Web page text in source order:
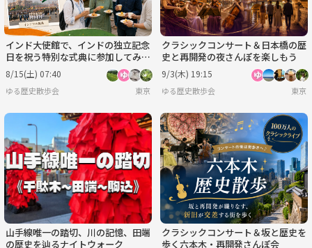
インド大使館で、インドの独立記念
日を祝う特別な式典に参加してみま
せんか？
8/15(土) 07:40
ゆる歴史散歩会 東京
クラシックコンサート＆日本橋の歴
史と再開発の夜さんぽを楽しもう
9/3(木) 19:15
ゆる歴史散歩会 東京
山手線唯一の踏切、川の記憶、田端
の歴史を辿るナイトウォーク
クラシックコンサート＆坂と歴史を
歩く六本木・再開発さんぽ会